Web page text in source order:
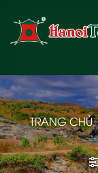
qua
TRANG CHỦ